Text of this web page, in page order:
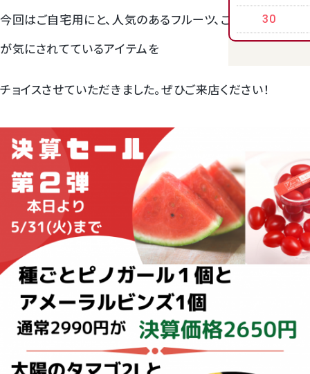
30
桃
大糖領桃
温室みかん(ハウスみかん)
梨
幸水梨ロイヤル
シャインマスカット
クイーンルージュ
神紅ぶどう
ナガノパープル
1房からOK！ぶどう狩り
今回はご自宅用にと、人気のあるフルーツ、ご来店のお客様
が気にされてているアイテムを
チョイスさせていただきました。ぜひご来店ください！